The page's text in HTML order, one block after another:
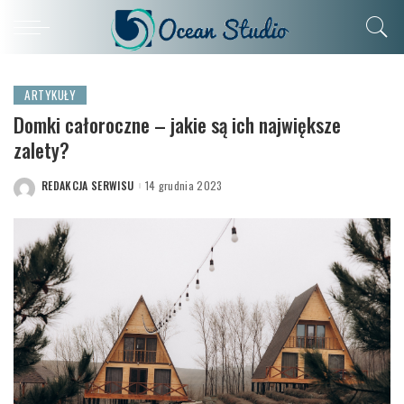
ARTYKUŁY
Domki całoroczne – jakie są ich największe
zalety?
POSTED
REDAKCJA SERWISU 14 grudnia 2023